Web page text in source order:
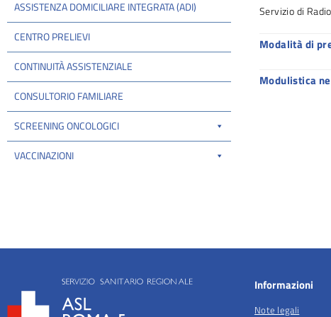
ASSISTENZA DOMICILIARE INTEGRATA (ADI)
CENTRO PRELIEVI
CONTINUITÀ ASSISTENZIALE
CONSULTORIO FAMILIARE
SCREENING ONCOLOGICI
VACCINAZIONI
Servizio di
Modalità di
Modulistica
Informazioni
Note legali